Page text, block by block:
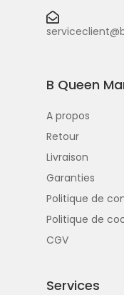
B Queen
A propos
Retour
Livraison
Garanties
Politique de
Politique de
CGV
Services